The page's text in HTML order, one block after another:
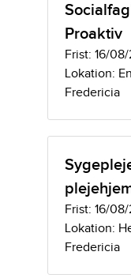
Proaktiv
Frist: 16/
Lokation:
Fredericia
Frist: 16/
Lokation:
Fredericia